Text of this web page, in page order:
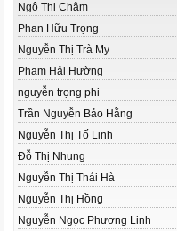
Ngô Thị Châm
Phan Hữu Trọng
Nguyễn Thị Trà My
Phạm Hải Hường
nguyễn trọng phi
Trần Nguyễn Bảo Hằng
Nguyễn Thị Tố Linh
Đỗ Thị Nhung
Nguyễn Thị Thái Hà
Nguyễn Thị Hồng
Nguyễn Ngọc Phương Linh